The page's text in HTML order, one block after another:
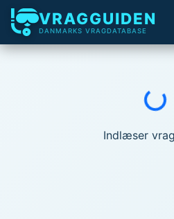
VRAGGUIDEN
DANMARKS VRAGDATABASE
Indlæser